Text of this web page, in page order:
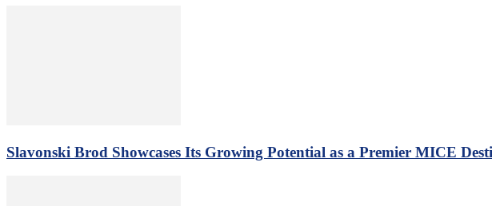
Slavonski Brod Showcases Its Growing Potential as a Premier MICE